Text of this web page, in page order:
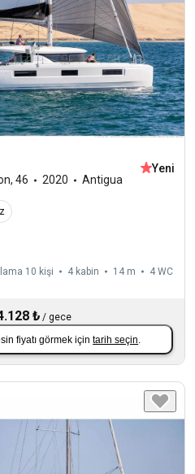
,46 2020 Antigua
Yeni
10 kişi 4 kabin 14 m 4 WC
₺ /gece
fiyatı görmek içintarih seçin